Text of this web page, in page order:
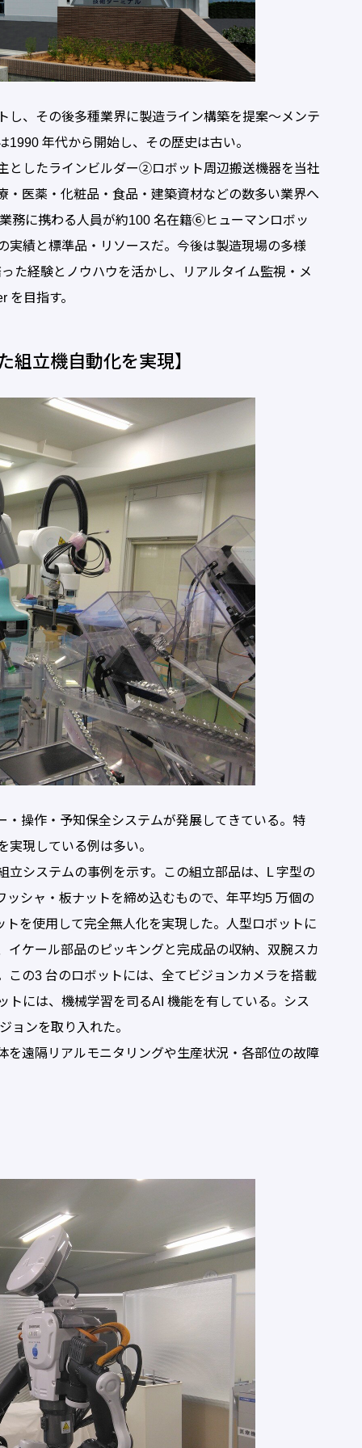
、その後多種業界に製造ライン構築を提案～メンテ
年代から開始し、その歴史は古い。
したラインビルダー②ロボット周辺搬送機器を当社
医薬・化粧品・食品・建築資材などの数多い業界へ
務に携わる人員が約100 名在籍⑥ヒューマンロボッ
績と標準品・リソースだ。今後は製造現場の多様
た経験とノウハウを活かし、リアルタイム監視・メ
目指す。
組立機自動化を実現】
操作・予知保全システムが発展してきている。特
現している例は多い。
システムの事例を示す。この組立部品は、L 字型の
シャ・板ナットを締め込むもので、年平均5 万個の
を使用して完全無人化を実現した。人型ロボットに
ケール部品のピッキングと完成品の収納、双腕スカ
の3 台のロボットには、全てビジョンカメラを搭載
には、機械学習を司るAI 機能を有している。シス
ョンを取り入れた。
遠隔リアルモニタリングや生産状況・各部位の故障